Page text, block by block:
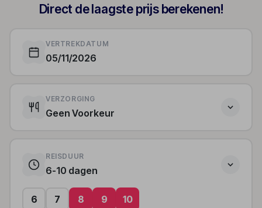
Direct de laagste prijs berekenen!
VERTREKDATUM
05/11/2026
VERZORGING
Geen Voorkeur
REISDUUR
6-10 dagen
6 7 8 9 10